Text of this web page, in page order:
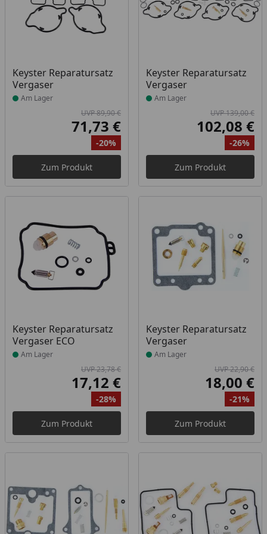
Keyster Reparatursatz
Vergaser
Produkt am Lager
Am Lager
Ursprünglicher Preis
UVP 89,90 €
Aktueller Preis
71,73 €
Rabatt
-20%
Zum Produkt
Keyster Reparatursatz
Vergaser
Produkt am Lager
Am Lager
UVP 139,00 €
102,08 €
-26%
Zum Produkt
Keyster Reparatursatz
Vergaser ECO
Produkt am Lager
Am Lager
Ursprünglicher Preis
UVP 23,78 €
Aktueller Preis
17,12 €
Rabatt
-28%
Zum Produkt
Keyster Reparatursatz
Vergaser
Produkt am Lager
Am Lager
UVP 22,90 €
18,00 €
-21%
Zum Produkt